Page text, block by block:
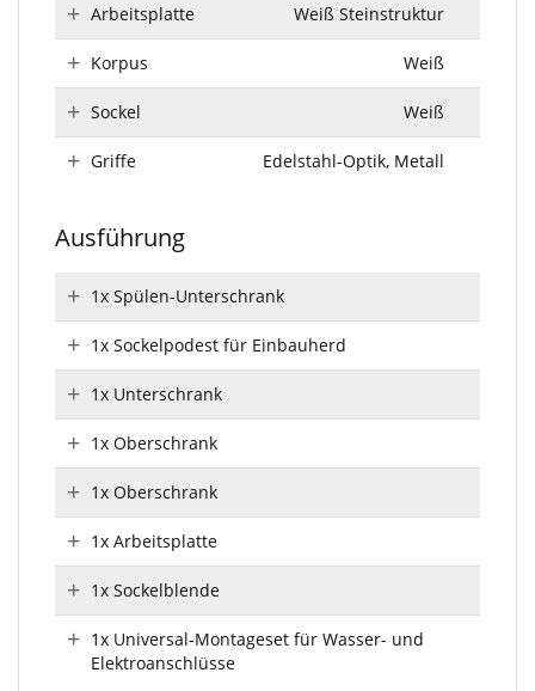
Arbeitsplatte Weiß Steinstruktur
Korpus Weiß
Sockel Weiß
Griffe Edelstahl-Optik, Metall
Ausführung
1x Spülen-Unterschrank
1x Sockelpodest für Einbauherd
1x Unterschrank
1x Oberschrank
1x Oberschrank
1x Arbeitsplatte
1x Sockelblende
1x Universal-Montageset für Wasser- und
Elektroanschlüsse